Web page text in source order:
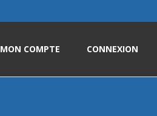
MON COMPTE CONNEXION